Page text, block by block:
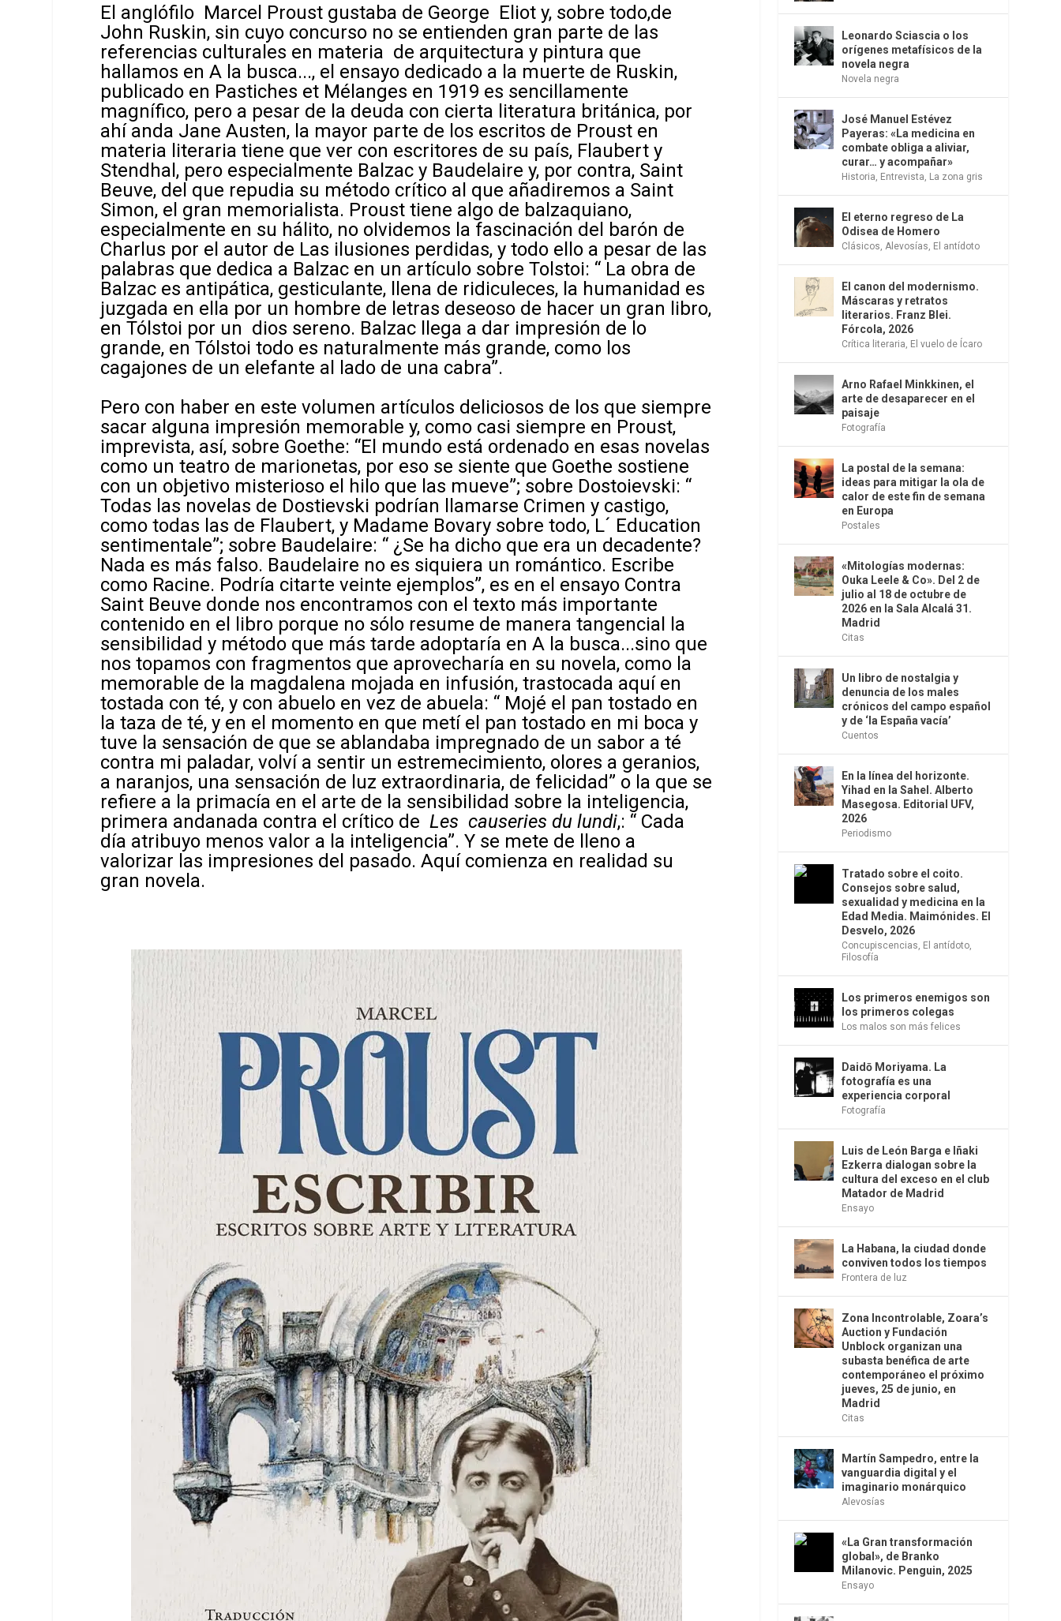
El anglófilo Marcel Proust gustaba de George Eliot y, sobre todo,de
John Ruskin, sin cuyo concurso no se entienden gran parte de las
referencias culturales en materia de arquitectura y pintura que
hallamos enA la busca..., el ensayo dedicado a la muerte de Ruskin,
publicado en Pastiches et Mélanges en 1919 es sencillamente
magnífico, pero a pesar de la deuda con cierta literatura británica, por
ahí anda Jane Austen, la mayor parte de los escritos de Proust en
materia literaria tiene que ver con escritores de su país, Flaubert y
Stendhal, pero especialmente Balzac y Baudelaire y, por contra, Saint
Beuve, del que repudia su método crítico al que añadiremos a Saint
Simon, el gran memorialista. Proust tiene algo de balzaquiano,
especialmente en su hálito, no olvidemos la fascinación del barón de
Charlus por el autor de Las ilusiones perdidas, y todo ello a pesar de las
palabras que dedica a Balzac en un artículo sobre Tolstoi: “ La obra de
Balzac es antipática, gesticulante, llena de ridiculeces, la humanidad es
juzgada en ella por un hombre de letras deseoso de hacer un gran libro,
en Tólstoi por un dios sereno. Balzac llega a dar impresión de lo
grande, en Tólstoi todo es naturalmente más grande, como los
cagajones de un elefante al lado de una cabra”.
Pero con haber en este volumen artículos deliciosos de los que siempre
sacar alguna impresión memorable y, como casi siempre en Proust,
imprevista, así, sobre Goethe: “El mundo está ordenado en esas novelas
como un teatro de marionetas, por eso se siente que Goethe sostiene
con un objetivo misterioso el hilo que las mueve”; sobre Dostoievski: “
Todas las novelas de Dostievski podrían llamarse Crimen y castigo,
como todas las de Flaubert, y Madame Bovary sobre todo, L´ Education
sentimentale”; sobre Baudelaire: “ ¿Se ha dicho que era un decadente?
Nada es más falso. Baudelaire no es siquiera un romántico. Escribe
como Racine. Podría citarte veinte ejemplos”, es en el ensayo Contra
Saint Beuve donde nos encontramos con el texto más importante
contenido en el libro porque no sólo resume de manera tangencial la
sensibilidad y método que más tarde adoptaría enA la busca...sino que
nos topamos con fragmentos que aprovecharía en su novela, como la
memorable de la magdalena mojada en infusión, trastocada aquí en
tostada con té, y con abuelo en vez de abuela: “ Mojé el pan tostado en
la taza de té, y en el momento en que metí el pan tostado en mi boca y
tuve la sensación de que se ablandaba impregnado de un sabor a té
contra mi paladar, volví a sentir un estremecimiento, olores a geranios,
a naranjos, una sensación de luz extraordinaria, de felicidad” o la que se
refiere a la primacía en el arte de la sensibilidad sobre la inteligencia,
primera andanada contra el crítico deLes causeries du lundi,: “ Cada
día atribuyo menos valor a la inteligencia”. Y se mete de lleno a
valorizar las impresiones del pasado. Aquí comienza en realidad su
gran novela.
Leonardo Sciascia o los
orígenes metafísicos de la
novela negra
Novela negra
José Manuel Estévez
Payeras: «La medicina en
combate obliga a aliviar,
curar… y acompañar»
Historia Entrevista La zona gris
El eterno regreso de La
Odisea de Homero
Clásicos Alevosías El antídoto
El canon del modernismo.
Máscaras y retratos
literarios. Franz Blei.
Fórcola, 2026
Crítica literaria El vuelo de Ícaro
Arno Rafael Minkkinen, el
arte de desaparecer en el
paisaje
Fotografía
La postal de la semana:
ideas para mitigar la ola de
calor de este fin de semana
en Europa
Postales
«Mitologías modernas:
Ouka Leele & Co». Del 2 de
julio al 18 de octubre de
2026 en la Sala Alcalá 31.
Madrid
Citas
Un libro de nostalgia y
denuncia de los males
crónicos del campo español
y de ‘la España vacía’
Cuentos
En la línea del horizonte.
Yihad en la Sahel. Alberto
Masegosa. Editorial UFV,
2026
Periodismo
Tratado sobre el coito.
Consejos sobre salud,
sexualidad y medicina en la
Edad Media. Maimónides. El
Desvelo, 2026
Concupiscencias El antídoto
Filosofía
Los primeros enemigos son
los primeros colegas
Los malos son más felices
Daidō Moriyama. La
fotografía es una
experiencia corporal
Fotografía
Luis de León Barga e Iñaki
Ezkerra dialogan sobre la
cultura del exceso en el club
Matador de Madrid
Ensayo
La Habana, la ciudad donde
conviven todos los tiempos
Frontera de luz
Zona Incontrolable, Zoara’s
Auction y Fundación
Unblock organizan una
subasta benéfica de arte
contemporáneo el próximo
jueves, 25 de junio, en
Madrid
Citas
Martín Sampedro, entre la
vanguardia digital y el
imaginario monárquico
Alevosías
«La Gran transformación
global», de Branko
Milanovic. Penguin, 2025
Ensayo